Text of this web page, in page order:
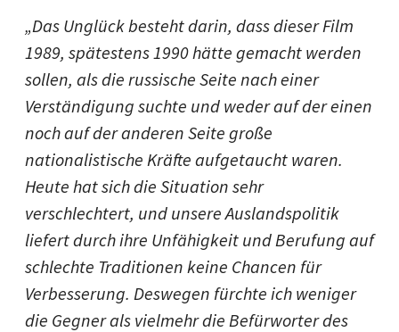
„Das Unglück besteht darin, dass dieser Film
1989, spätestens 1990 hätte gemacht werden
sollen, als die russische Seite nach einer
Verständigung suchte und weder auf der einen
noch auf der anderen Seite große
nationalistische Kräfte aufgetaucht waren.
Heute hat sich die Situation sehr
verschlechtert, und unsere Auslandspolitik
liefert durch ihre Unfähigkeit und Berufung auf
schlechte Traditionen keine Chancen für
Verbesserung. Deswegen fürchte ich weniger
die Gegner als vielmehr die Befürworter des